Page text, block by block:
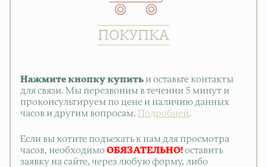
ПОКУПКА
Нажмите кнопку купить и оставьте контакты
для связи. Мы перезвоним в течении 5 минут и
проконсультируем по цене и наличию данных
часов и другим вопросам.
Подробней.
Если вы хотите подъехать к нам для просмотра
часов, необходимо ОБЯЗАТЕЛЬНО! оставить
заявку на сайте, через любую форму, либо